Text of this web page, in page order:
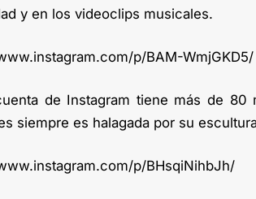
y en los videoclips musicales.
p/BAM-WmjGKD5/
de Instagram tiene más de
siempre es halagada por su
p/BHsqiNihbJh/